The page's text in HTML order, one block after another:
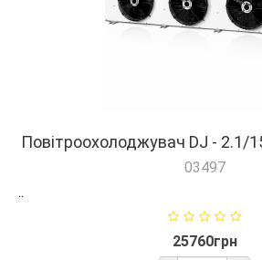
Повітроохолоджувач DJ - 2.1/
03497
..
25760грн